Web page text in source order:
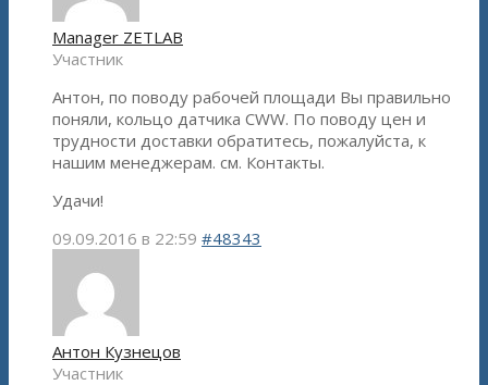
Manager ZETLAB
Участник
Антон, по поводу рабочей площади Вы правильно
поняли, кольцо датчика CWW. По поводу цен и
трудности доставки обратитесь, пожалуйста, к
нашим менеджерам. см. Контакты.
Удачи!
09.09.2016 в 22:59 #48343
Антон Кузнецов
Участник